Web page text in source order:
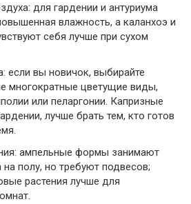
для гардении и антуриума
влажность, а каланхоэ и
себя лучше при сухом
если вы новичок, выбирайте
многократные цветущие виды,
или пеларгонии. Капризные
лучше брать тем, кто готов
ампельные формы занимают
полу, но требуют подвесов;
растения лучше для